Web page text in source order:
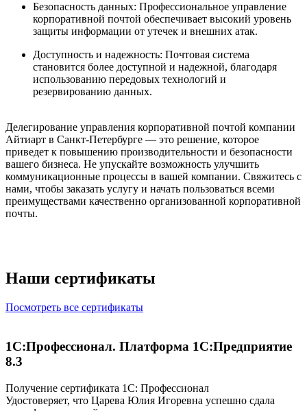
Безопасность данных: Профессиональное управление
корпоративной почтой обеспечивает высокий уровень
защиты информации от утечек и внешних атак.
Доступность и надежность: Почтовая система
становится более доступной и надежной, благодаря
использованию передовых технологий и
резервированию данных.
Делегирование управления корпоративной почтой компании
Айтиарт в Санкт-Петербурге — это решение, которое
приведет к повышению производительности и безопасности
вашего бизнеса. Не упускайте возможность улучшить
коммуникационные процессы в вашей компании. Свяжитесь с
нами, чтобы заказать услугу и начать пользоваться всеми
преимуществами качественно организованной корпоративной
почты.
Наши сертификаты
Посмотреть все сертификаты
1С:Профессионал. Платформа 1С:Предприятие
8.3
Получение сертификата 1С: Профессионал
Удостоверяет, что Царева Юлия Игоревна успешно сдала